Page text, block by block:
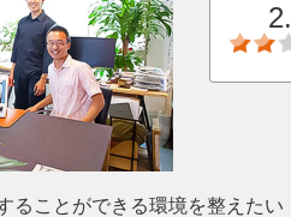
ることができる環境を整えたい